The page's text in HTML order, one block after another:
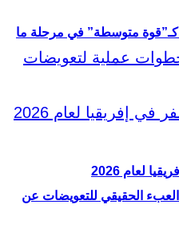
الحقيقي للتعويضات عن
كـ”قوة متوسطة” في مرحلة ما